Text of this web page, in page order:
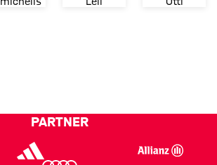
PARTNER